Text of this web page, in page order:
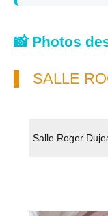
📸 Photos
SALLE